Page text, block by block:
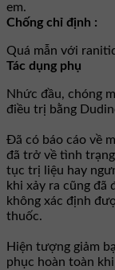
em.
Chống chỉ định :
Quá mẫn với
Tác dụng phụ
Nhức đầu, chóng
điều trị bằng
Ðã có báo cáo về
đã trở về tình
tục trị liệu hay
khi xảy ra cũng đã
không xác định
thuốc.
Hiện tượng giảm
phục hoàn toàn